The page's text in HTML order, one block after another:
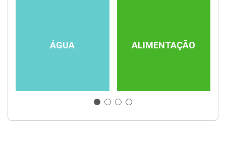
ÁGUA ALIMENTAÇÃO